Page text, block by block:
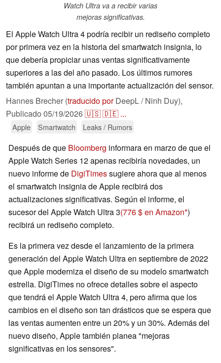
Watch Ultra va a recibir varias
mejoras significativas.
El Apple Watch Ultra 4 podría recibir un rediseño completo
por primera vez en la historia del smartwatch insignia, lo
que debería propiciar unas ventas significativamente
superiores a las del año pasado. Los últimos rumores
también apuntan a una importante actualización del sensor.
Hannes Brecher (traducido porDeepL / Ninh Duy),
Publicado 05/19/2026🇺🇸🇩🇪 ...
Apple Smartwatch Leaks / Rumors
Después de que Bloomberg informara en marzo de que el
Apple Watch Series 12 apenas recibiría novedades, un
nuevo informe de DigiTimessugiere ahora que al menos
el smartwatch insignia de Apple recibirá dos
actualizaciones significativas. Según el informe, el
sucesor del Apple Watch Ultra 3(776 $ en Amazon )
recibirá un rediseño completo.
Es la primera vez desde el lanzamiento de la primera
generación del Apple Watch Ultra en septiembre de 2022
que Apple moderniza el diseño de su modelo smartwatch
estrella. DigiTimes no ofrece detalles sobre el aspecto
que tendrá el Apple Watch Ultra 4, pero afirma que los
cambios en el diseño son tan drásticos que se espera que
las ventas aumenten entre un 20% y un 30%. Además del
nuevo diseño, Apple también planea "mejoras
significativas en los sensores".